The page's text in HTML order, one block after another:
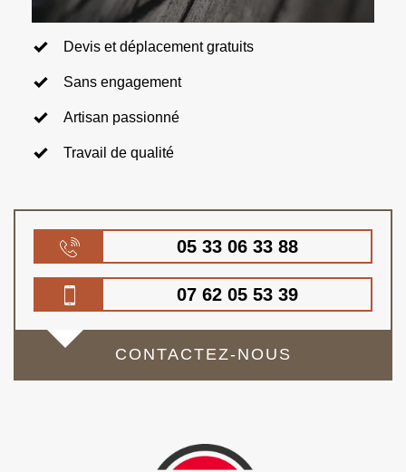
Devis et déplacement gratuits
Sans engagement
Artisan passionné
Travail de qualité
05 33 06 33 88
07 62 05 53 39
CONTACTEZ-NOUS